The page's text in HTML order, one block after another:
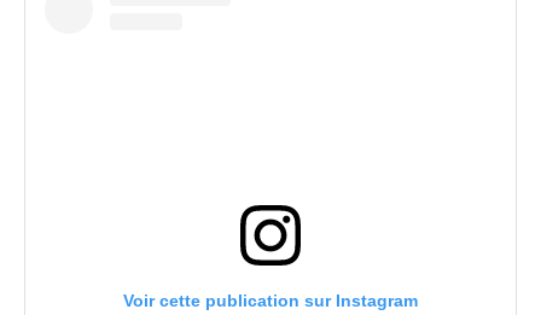
Voir cette publication sur Instagram